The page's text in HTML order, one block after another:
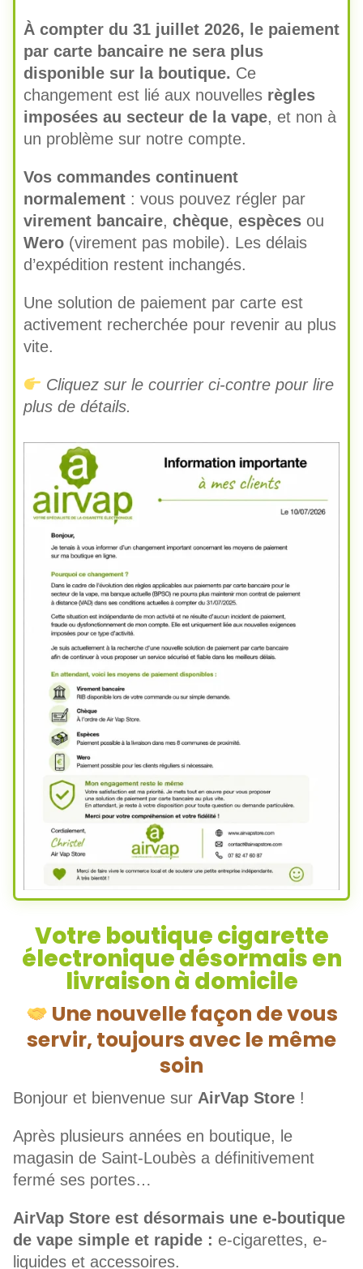
À compter du 31 juillet 2026, le paiement
par carte bancaire ne sera plus
disponible sur la boutique. Ce
changement est lié aux nouvelles règles
imposées au secteur de la vape, et non à
un problème sur notre compte.
Vos commandes continuent
normalement: vous pouvez régler par
virement bancaire, chèque, espècesou
Wero (virement pas mobile). Les délais
d’expédition restent inchangés.
Une solution de paiement par carte est
activement recherchée pour revenir au plus
vite.
Cliquez sur le courrier ci-contre pour lire
plus de détails.
Votre boutique cigarette
électronique désormais en
livraison à domicile
Une nouvelle façon de vous
servir, toujours avec le même
soin
Bonjour et bienvenue sur AirVap Store!
Après plusieurs années en boutique, le
magasin de Saint-Loubès a définitivement
fermé ses portes…
AirVap Store est désormais une e-boutique
de vape simple et rapide : e-cigarettes, e-
liquides et accessoires.